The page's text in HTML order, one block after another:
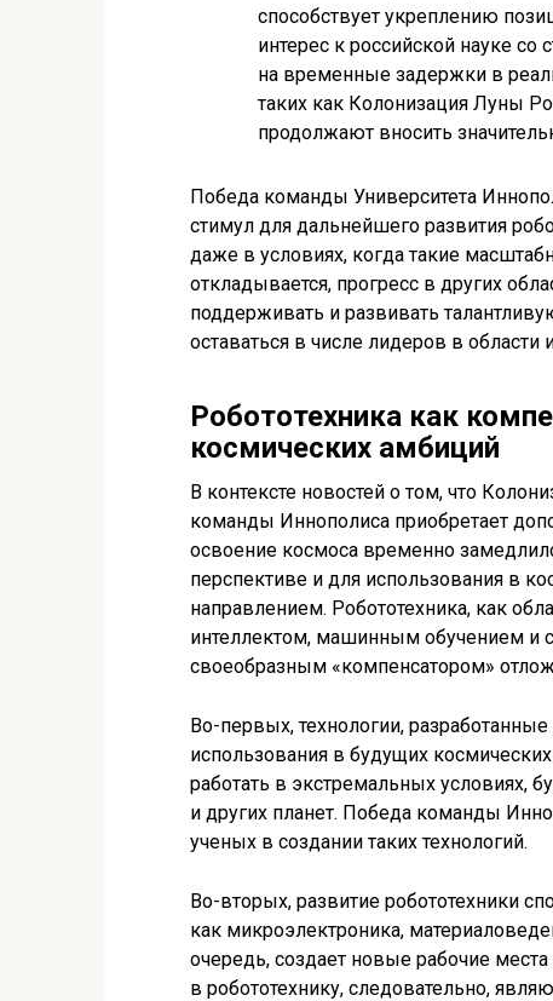
способствует укреплению
интерес к российской науке
на временные задержки в
таких как Колонизация Луны
продолжают вносить
Победа команды Университета
стимул для дальнейшего развития
даже в условиях, когда такие
откладывается, прогресс в других
поддерживать и развивать
оставаться в числе лидеров в области
Робототехника как
космических амбиций
В контексте новостей о том, что
команды Иннополиса приобретает
освоение космоса временно
перспективе и для использования в
направлением. Робототехника, как
интеллектом, машинным обучением и
своеобразным «компенсатором»
Во-первых, технологии,
использования в будущих
работать в экстремальных условиях,
и других планет. Победа команды
ученых в создании таких технологий.
Во-вторых, развитие робототехники
как микроэлектроника,
очередь, создает новые рабочие
в робототехнику, следовательно,